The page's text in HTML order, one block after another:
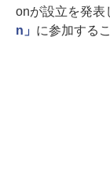
onが設立を発表
n」 に参加する